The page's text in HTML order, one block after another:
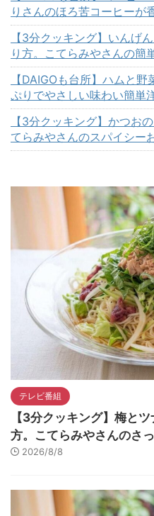
りさんのほろ苦コーヒーが
【3分クッキング】いんげ
り方。こてらみやさんの簡
【DAIGOも台所】ハムと
ぷりでやさしい味わい簡単
【3分クッキング】かつお
てらみやさんのスパイシー
テレビ番組
【3分クッキング】梅と
方。こてらみやさんのさ
2026/8/8